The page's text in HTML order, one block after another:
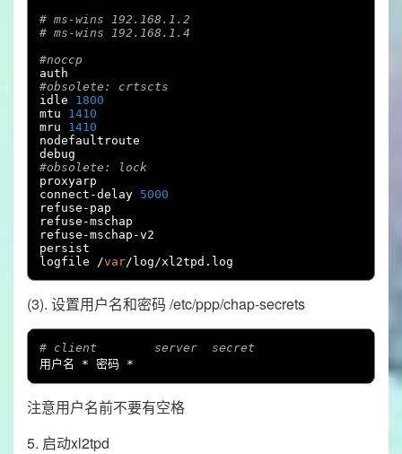
# ms-wins 192.168.1.2
# ms-wins 192.168.1.4
#noccp
#obsolete: crtscts
idle 1800
mtu 1410
mru 1410
nodefaultroute
#obsolete: lock
proxyarp
connect -delay 5000
refuse - pap
refuse -mschap
refuse -mschap -v2
persist
logfile /var/ log/xl2tpd . log
(3). 设置用户名和密码 /etc/ppp/chap-secrets
# client        server  secret                  IP
用户名
* 密码 *
注意用户名前不要有空格
5. 启动xl2tpd